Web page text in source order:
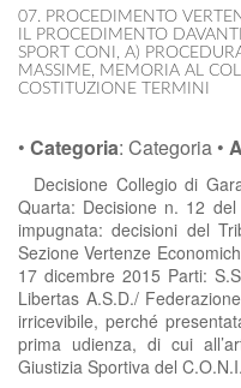
07. PROCEDIMENTO
IL PROCEDIMENTO
SPORT CONI , A)
MASSIME, MEMORIA AL
COSTITUZIONE TERMINI
• Categoria: Categoria •
Decisione Collegio di
Quarta: Decisione n. 12
impugnata: decisioni del
Sezione Vertenze
17 dicembre 2015 Parti:
Libertas A.S.D./
irricevibile, perché
prima udienza, di cui
Giustizia Sportiva del